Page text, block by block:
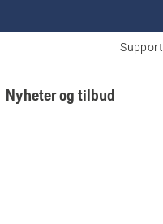
Support
Nyheter og tilbud